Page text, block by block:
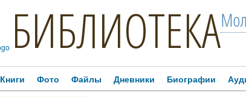
БИБЛИОТЕКА
Книги Фото Файлы Дневники Биографии